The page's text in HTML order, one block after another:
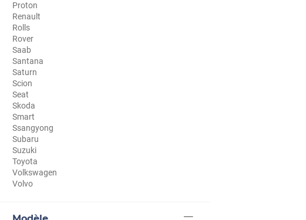
Chrysler
Citroën
Cupra
Dacia
Daewoo
Daihatsu
Dodge
Dongfeng
Proton
Renault
Rolls
Rover
Saab
Santana
Saturn
Scion
Seat
Skoda
Smart
Ssangyong
Subaru
Suzuki
Toyota
Volkswagen
Volvo